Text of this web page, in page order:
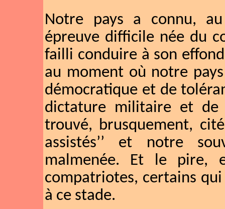
Notre pays a connu,
épreuve difficile née du
failli conduire à son
au moment où notre
démocratique et de
dictature militaire et de
trouvé, brusquement,
assistés’’ et notre
malmenée. Et le pire,
compatriotes, certains qui
à ce stade.